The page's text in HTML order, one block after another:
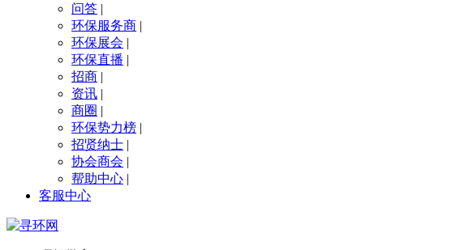
问答 |
环保服务商 |
环保展会 |
环保直播 |
招商 |
资讯 |
商圈 |
环保势力榜 |
招贤纳士 |
协会商会 |
帮助中心 |
客服中心